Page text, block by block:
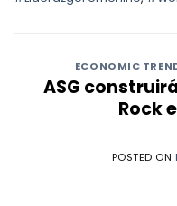
ECONOMIC
ASG
Rock
POSTED ON